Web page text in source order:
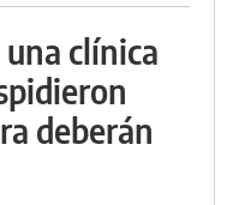
una clínica
deberán